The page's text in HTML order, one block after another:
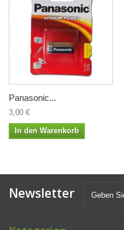
Panasonic...
3,00 €
In den Warenkorb
Newsletter